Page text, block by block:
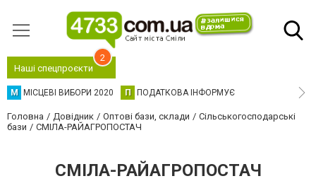
Наші спецпроєкти
2
М МІСЦЕВІ ВИБОРИ 2020 П ПОДАТКОВА ІНФОРМУЄ
Головна Довідник Оптові бази, склади
Сільськогосподарські
бази
СМІЛА-РАЙАГРОПОСТАЧ
СМІЛА-РАЙАГРОПОСТАЧ